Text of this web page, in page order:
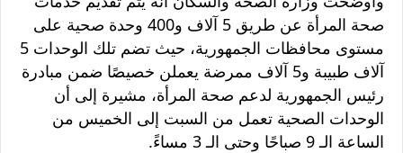
صحة المرأة عن طريق 5 آلاف و400 وحدة صحية على
مستوى محافظات الجمهورية، حيث تضم تلك الوحدات 5
آلاف طبيبة و5 آلاف ممرضة يعملن خصيصًا ضمن مبادرة
رئيس الجمهورية لدعم صحة المرأة، مشيرة إلى أن
الوحدات الصحية تعمل من السبت إلى الخميس من
الساعة الـ 9 صباحًا وحتى الـ 3 مساءً.